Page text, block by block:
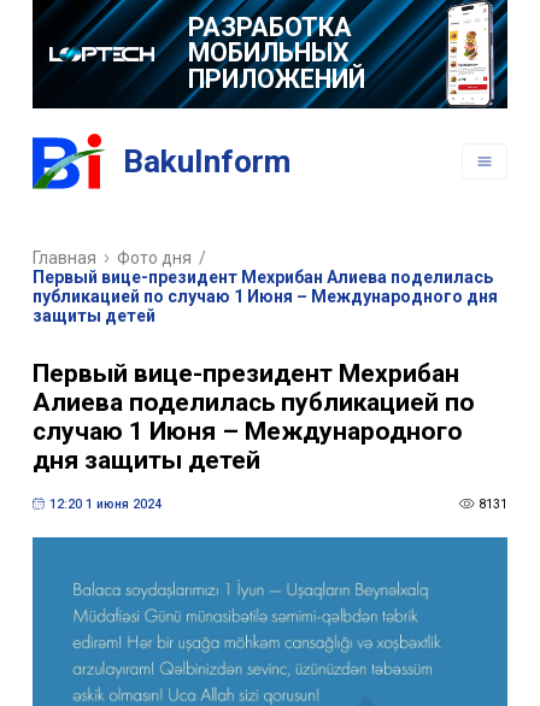
РАЗРАБОТКА
МОБИЛЬНЫХ
ПРИЛОЖЕНИЙ
BakuInform
Главная Фото дня /
Первый вице-президент Мехрибан Алиева поделилась
публикацией по случаю 1 Июня – Международного дня
защиты детей
Первый вице-президент Мехрибан
Алиева поделилась публикацией по
случаю 1 Июня – Международного
дня защиты детей
12:20 1 июня 2024 8131